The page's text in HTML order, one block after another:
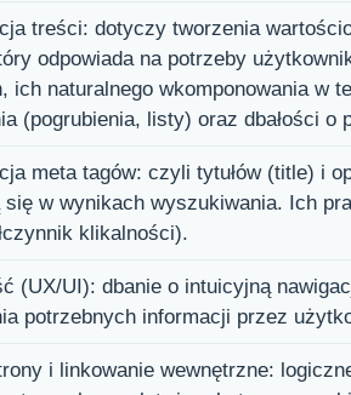
treści: dotyczy tworzenia
odpowiada na potrzeby
ich naturalnego wkomponowania w
(pogrubienia, listy) oraz dbałości
meta tagów: czyli tytułów (title) i
w wynikach wyszukiwania. Ich
klikalności).
(UX/UI): dbanie o intuicyjną
potrzebnych informacji przez
i linkowanie wewnętrzne: